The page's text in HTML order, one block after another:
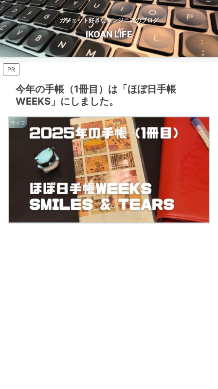
ガジェット好きなエンジニアのブログ
IKOAN LIFE
PR
今年の手帳（1冊目）は「ほぼ日手帳
WEEKS」にしました。
ライフ